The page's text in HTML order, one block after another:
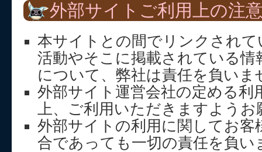
外部サイトご利用上の注
本サイトとの間でリンクされ
活動やそこに掲載されている
について、弊社は責任を負いま
外部サイト運営会社の定める利
上、ご利用いただきますよう
外部サイトの利用に関してお客
合であっても一切の責任を負い